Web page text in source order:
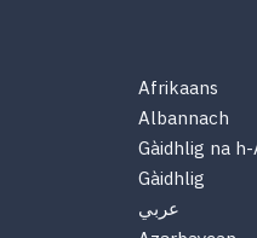
Afrikaans
Albannach
Gàidhlig na
Gàidhlig
عربي